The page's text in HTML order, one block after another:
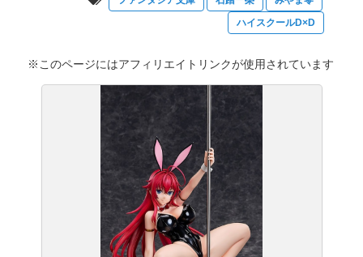
ハイスクールD×D
※このページにはアフィリエイトリンクが使用されています